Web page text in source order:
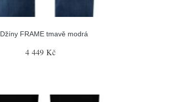
Džíny FRAME tmavě modrá
4 449 Kč